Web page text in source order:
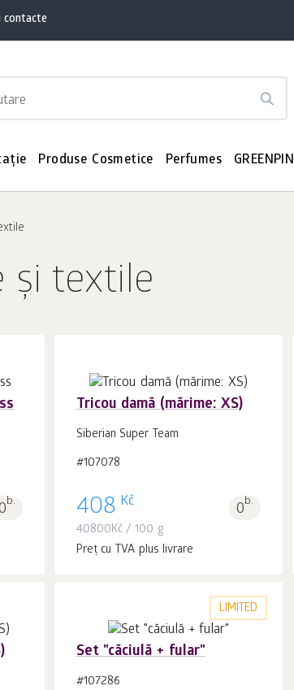
contacte
Produse Cosmetice Perfumes GREENPIN
și textile
b.
Tricou damă (mărime: XS)
Siberian Super Team
#107078
408 Kč 0b.
40800Kč/ 100 g
Preț cu TVA plus livrare
LIMITED
Set "căciulă + fular"
#107286